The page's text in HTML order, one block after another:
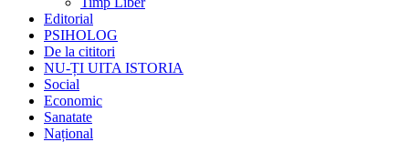
Editorial
PSIHOLOG
De la cititori
NU-ȚI UITA ISTORIA
Social
Economic
Sanatate
Național